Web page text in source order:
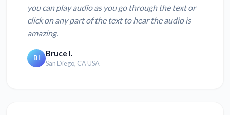
you can play audio as you go through the text or
click on any part of the text to hear the audio is
amazing.
BI Bruce I.
San Diego, CA USA